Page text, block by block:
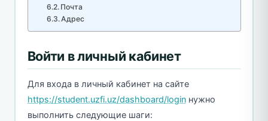
Почта
Адрес
Войти в личный кабинет
Для входа в личный кабинет на сайте
https://student.uzfi.uz/dashboard/loginнужно
выполнить следующие шаги: